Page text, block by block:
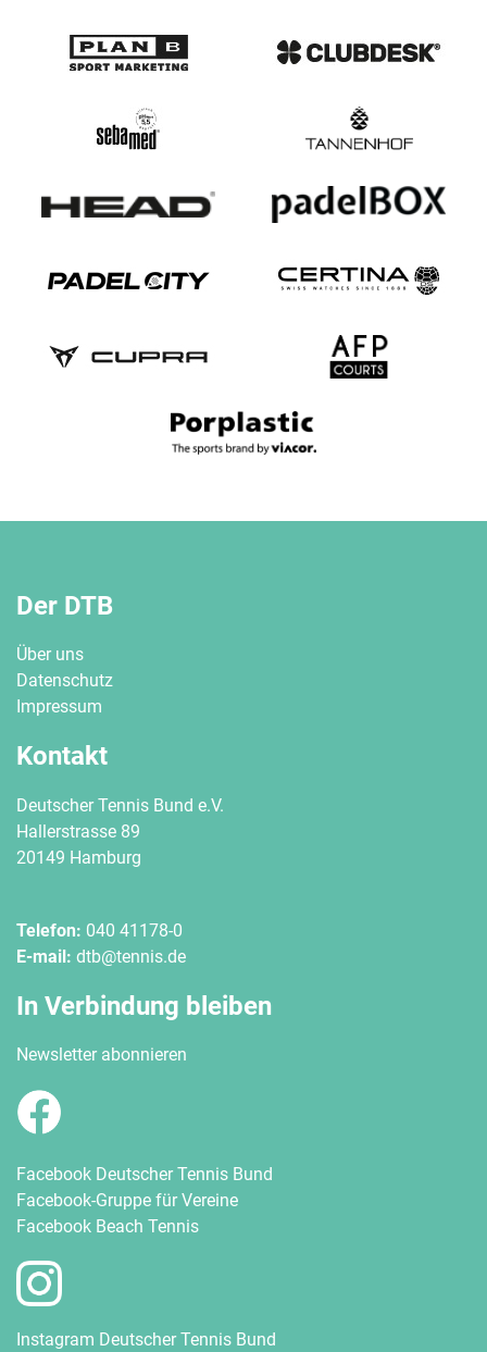
Der DTB
Über uns
Datenschutz
Impressum
Kontakt
Deutscher Tennis Bund e.V.
Hallerstrasse 89
20149 Hamburg
Telefon: 040 41178-0
E-mail: dtb@tennis.de
In Verbindung bleiben
Newsletter abonnieren
Facebook Deutscher Tennis Bund
Facebook-Gruppe für Vereine
Facebook Beach Tennis
Instagram Deutscher Tennis Bund